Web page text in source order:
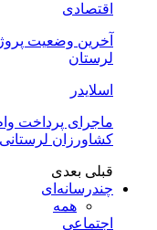
اقتصادی
آخرین وضعیت
لرستان
اسلایدر
کشاورزان
قبلی بعدی
چندرسانه‌ای
همه
اجتماعی